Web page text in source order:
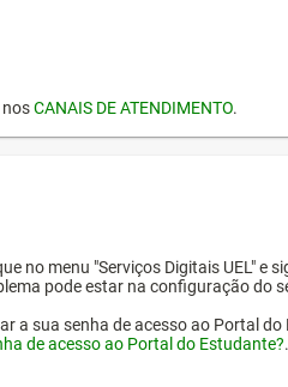
nosCANAIS DE ATENDIMENTO.
no menu "Serviços Digitais UEL" e
pode estar na configuração do
sua senha de acesso ao Portal do
de acesso ao Portal do Estudante?